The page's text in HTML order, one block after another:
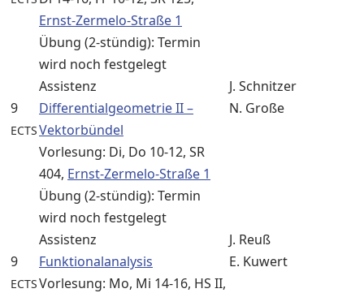
Ernst-Zermelo-Straße 1
Übung (2-stündig): Termin
wird noch festgelegt
Assistenz
J. Schnitzer
9
ECTS
Differentialgeometrie II –
Vektorbündel
N. Große
Vorlesung: Di, Do 10-12, SR
404, Ernst-Zermelo-Straße 1
Übung (2-stündig): Termin
wird noch festgelegt
Assistenz
J. Reuß
9
ECTS
Funktionalanalysis
E. Kuwert
Vorlesung: Mo, Mi 14-16, HS II,